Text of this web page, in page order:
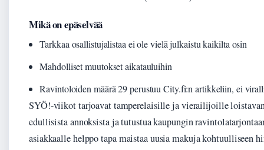
Mikä on epäselvää
Tarkkaa osallistujalistaa ei ole vielä julkaistu kaikilta osin
Mahdolliset muutokset aikatauluihin
Ravintoloiden määrä 29 perustuu City.fi:n artikkeliin, ei
SYÖ!-viikot tarjoavat tamperelaisille ja vierailijoille
edullisista annoksista ja tutustua kaupungin
asiakkaalle helppo tapa maistaa uusia makuja kohtuulliseen